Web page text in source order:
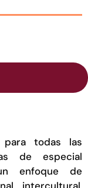
para todas las
de especial
enfoque de